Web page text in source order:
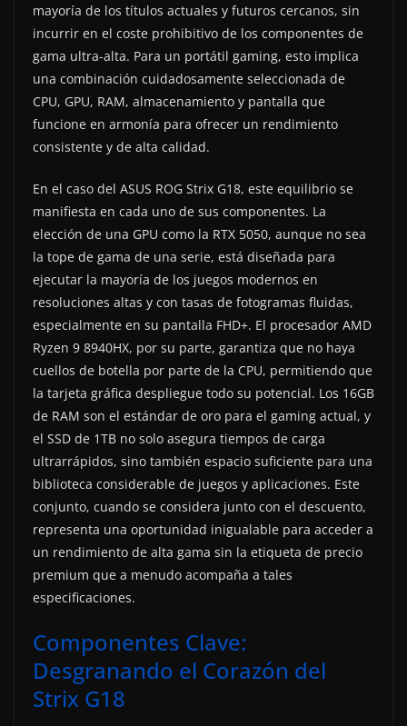
mayoría de los títulos actuales y futuros cercanos, sin
incurrir en el coste prohibitivo de los componentes de
gama ultra-alta. Para un portátil gaming, esto implica
una combinación cuidadosamente seleccionada de
CPU, GPU, RAM, almacenamiento y pantalla que
funcione en armonía para ofrecer un rendimiento
consistente y de alta calidad.
En el caso del ASUS ROG Strix G18, este equilibrio se
manifiesta en cada uno de sus componentes. La
elección de una GPU como la RTX 5050, aunque no sea
la tope de gama de una serie, está diseñada para
ejecutar la mayoría de los juegos modernos en
resoluciones altas y con tasas de fotogramas fluidas,
especialmente en su pantalla FHD+. El procesador AMD
Ryzen 9 8940HX, por su parte, garantiza que no haya
cuellos de botella por parte de la CPU, permitiendo que
la tarjeta gráfica despliegue todo su potencial. Los 16GB
de RAM son el estándar de oro para el gaming actual, y
el SSD de 1TB no solo asegura tiempos de carga
ultrarrápidos, sino también espacio suficiente para una
biblioteca considerable de juegos y aplicaciones. Este
conjunto, cuando se considera junto con el descuento,
representa una oportunidad inigualable para acceder a
un rendimiento de alta gama sin la etiqueta de precio
premium que a menudo acompaña a tales
especificaciones.
Componentes Clave:
Desgranando el Corazón del
Strix G18